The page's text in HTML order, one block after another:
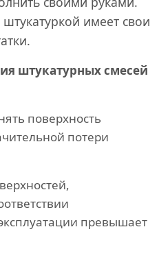
имеет свои
штукатурных смесей
поверхность
потери
превышает